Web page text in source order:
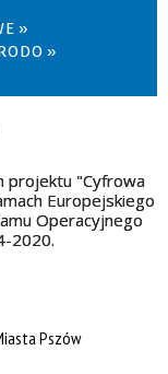
»
»
projektu "Cyfrowa
Europejskiego
Operacyjnego
2020.
Pszów